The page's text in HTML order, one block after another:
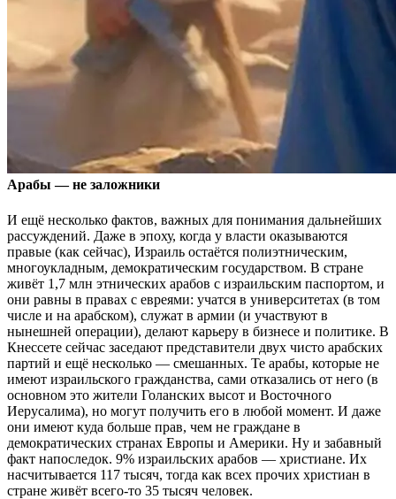
Арабы — не заложники
И ещё несколько фактов, важных для понимания дальнейших
рассуждений. Даже в эпоху, когда у власти оказываются
правые (как сейчас), Израиль остаётся полиэтническим,
многоукладным, демократическим государством. В стране
живёт 1,7 млн этнических арабов с израильским паспортом, и
они равны в правах с евреями: учатся в университетах (в том
числе и на арабском), служат в армии (и участвуют в
нынешней операции), делают карьеру в бизнесе и политике. В
Кнессете сейчас заседают представители двух чисто арабских
партий и ещё несколько — смешанных. Те арабы, которые не
имеют израильского гражданства, сами отказались от него (в
основном это жители Голанских высот и Восточного
Иерусалима), но могут получить его в любой момент. И даже
они имеют куда больше прав, чем не граждане в
демократических странах Европы и Америки. Ну и забавный
факт напоследок. 9% израильских арабов — христиане. Их
насчитывается 117 тысяч, тогда как всех прочих христиан в
стране живёт всего-то 35 тысяч человек.